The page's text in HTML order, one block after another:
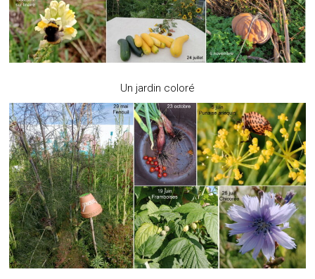
Un jardin coloré